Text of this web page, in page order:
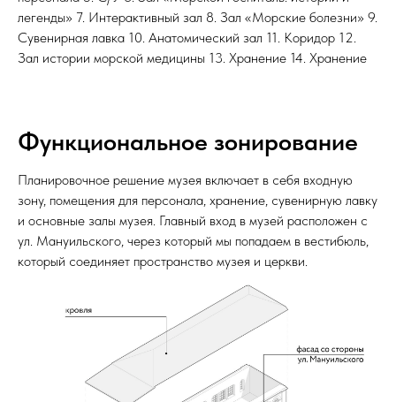
легенды» 7. Интерактивный зал 8. Зал «Морские болезни» 9.
Сувенирная лавка 10. Анатомический зал 11. Коридор 12.
Зал истории морской медицины 13. Хранение 14. Хранение
Функциональное зонирование
Планировочное решение музея включает в себя входную
зону, помещения для персонала, хранение, сувенирную лавку
и основные залы музея. Главный вход в музей расположен с
ул. Мануильского, через который мы попадаем в вестибюль,
который соединяет пространство музея и церкви.